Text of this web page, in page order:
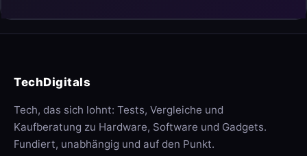
TechDigitals
Tech, das sich lohnt: Tests, Vergleiche und
Kaufberatung zu Hardware, Software und Gadgets.
Fundiert, unabhängig und auf den Punkt.